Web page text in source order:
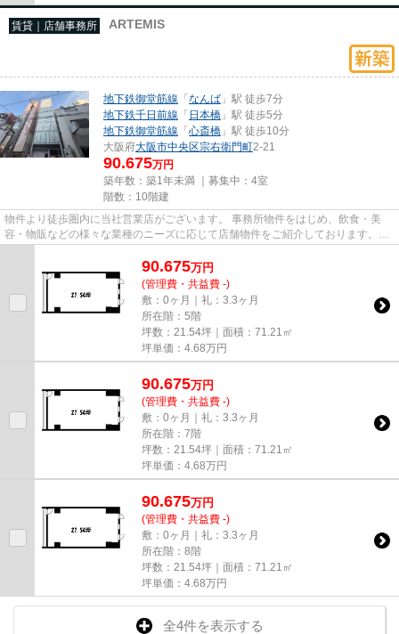
賃貸｜店舗事務所 ARTEMIS
地下鉄御堂筋線 「なんば 」駅 徒歩7分
地下鉄千日前線 「 日本橋 」駅 徒歩5分
地下鉄御堂筋線 「心斎橋 」駅 徒歩10分
大阪府大阪市中央区宗右衛門町2-21
90.675万円
築年数：築1年未満 ｜募集中： 4室
階数：10階建
物件より徒歩圏内に当社営業店がございます。 事務所物件をはじめ、飲食・美
容・物販などの様々な業種のニーズに応じて店舗物件をご紹介しております。
尚、弊社ではおとり広告は一切...
90.675万円
(管理費・共益費 -)
敷：0ヶ月｜礼：3.3ヶ月
所在階：5階
坪数：21.54坪｜面積：71.21㎡
坪単価： 4.68万円
90.675万円
(管理費・共益費 -)
敷：0ヶ月｜礼：3.3ヶ月
所在階：7階
坪数：21.54坪｜面積：71.21㎡
坪単価： 4.68万円
90.675万円
(管理費・共益費 -)
敷：0ヶ月｜礼：3.3ヶ月
所在階：8階
坪数：21.54坪｜面積：71.21㎡
坪単価： 4.68万円
全4件を表示する